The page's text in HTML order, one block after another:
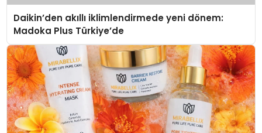
Daikin’den akıllı iklimlendirmede yeni dönem:
Madoka Plus Türkiye’de